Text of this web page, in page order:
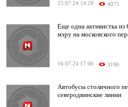
25.07.24 14:28 4075
Еще одна активистка из
мэру на московского
16.07.24 17:06 3196
Автобусы столичного
северодвинские линии